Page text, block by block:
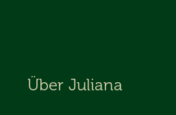
Über Juliana